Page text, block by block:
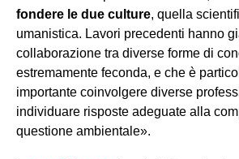
fondere le due culture, quella
umanistica. Lavori precedenti hanno
collaborazione tra diverse forme di
estremamente feconda, e che è
importante coinvolgere diverse
individuare risposte adeguate alla
questione ambientale».